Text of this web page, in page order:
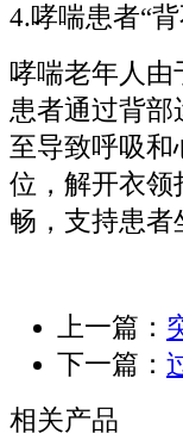
4.哮喘患者“
哮喘老年人
患者通过背
至导致呼吸
位，解开衣领
畅，支持患者
上一篇：
下一篇：
相关产品